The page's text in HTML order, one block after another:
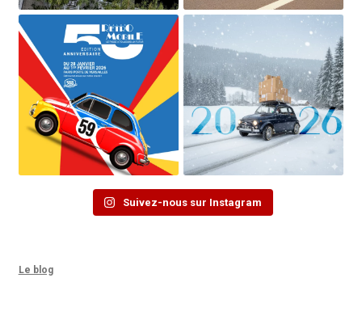
Suivez-nous sur Instagram
Le blog